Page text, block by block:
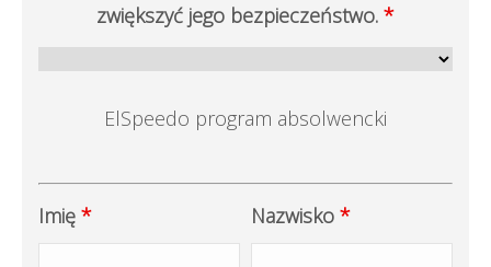
zwiększyć jego bezpieczeństwo. *
ElSpeedo program absolwencki
Imię * Nazwisko *